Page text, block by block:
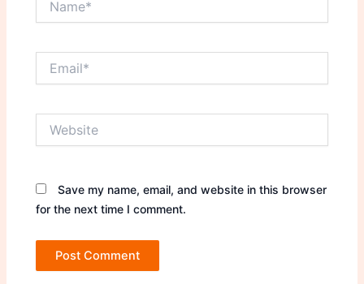
Save my name, email, and website in this browser
for the next time I comment.